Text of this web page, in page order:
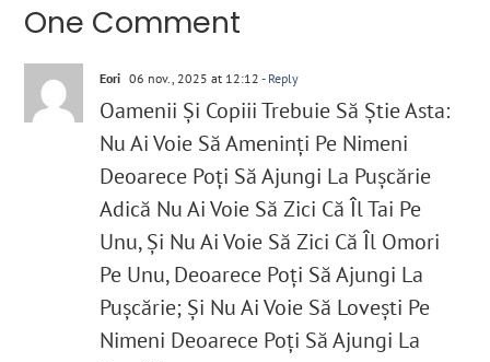
One Comment
Eori 06 nov., 2025 at 12:12 - Reply
Oamenii Și Copiii Trebuie Să Știe Asta:
Nu Ai Voie Să Ameninți Pe Nimeni
Deoarece Poți Să Ajungi La Pușcărie
Adică Nu Ai Voie Să Zici Că Îl Tai Pe
Unu, Și Nu Ai Voie Să Zici Că Îl Omori
Pe Unu, Deoarece Poți Să Ajungi La
Pușcărie; Și Nu Ai Voie Să Lovești Pe
Nimeni Deoarece Poți Să Ajungi La